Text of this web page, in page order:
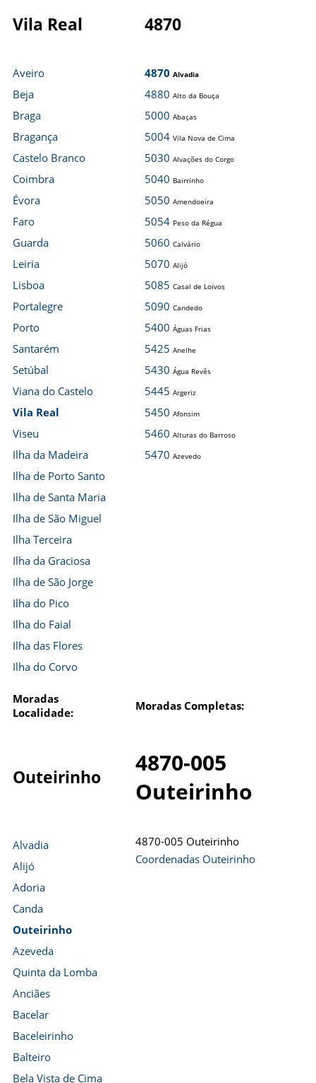
Vila Real 4870
Aveiro
Beja
Braga
Bragança
Castelo Branco
Coimbra
Évora
Faro
Guarda
Leiria
Lisboa
Portalegre
Porto
Santarém
Setúbal
Viana do Castelo
Vila Real
Viseu
Ilha da Madeira
Ilha de Porto Santo
Ilha de Santa Maria
Ilha de São Miguel
Ilha Terceira
Ilha da Graciosa
Ilha de São Jorge
Ilha do Pico
Ilha do Faial
Ilha das Flores
Ilha do Corvo
4870 Alvadia
4880 Alto da Bouça
5000 Abaças
5004 Vila Nova de Cima
5030 Alvações do Corgo
5040 Bairrinho
5050 Amendoeira
5054 Peso da Régua
5060 Calvário
5070 Alijó
5085 Casal de Loivos
5090 Candedo
5400 Águas Frias
5425 Anelhe
5430 Água Revês
5445 Argeriz
5450 Afonsim
5460 Alturas do Barroso
5470 Azevedo
Moradas
Localidade:
Moradas Completas:
Outeirinho
4870-005
Outeirinho
Alvadia
Alijó
Adoria
Canda
Outeirinho
Azeveda
Quinta da Lomba
Anciães
Bacelar
Baceleirinho
Balteiro
Bela Vista de Cima
4870-005 Outeirinho
Coordenadas Outeirinho